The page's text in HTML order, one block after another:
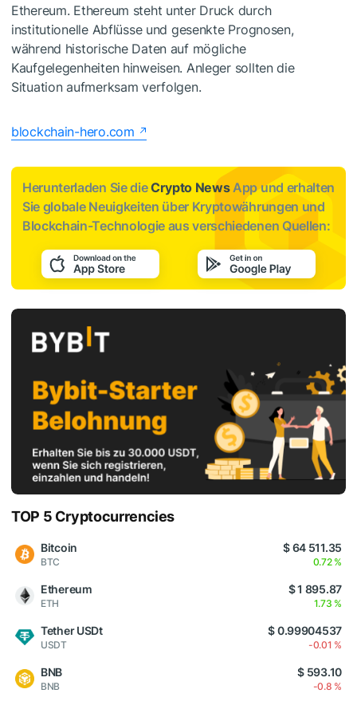
Ethereum. Ethereum steht unter Druck durch
institutionelle Abflüsse und gesenkte Prognosen,
während historische Daten auf mögliche
Kaufgelegenheiten hinweisen. Anleger sollten die
Situation aufmerksam verfolgen.
blockchain-hero.com
Herunterladen Sie dieCrypto NewsApp und erhalten
Sie globale Neuigkeiten über Kryptowährungen und
Blockchain-Technologie aus verschiedenen Quellen:
TOP 5 Cryptocurrencies
Bitcoin
BTC
$ 64 511.35
0.72 %
Ethereum
ETH
$ 1 895.87
1.73 %
Tether USDt
USDT
$ 0.99904537
-0.01 %
BNB
BNB
$ 593.10
-0.8 %